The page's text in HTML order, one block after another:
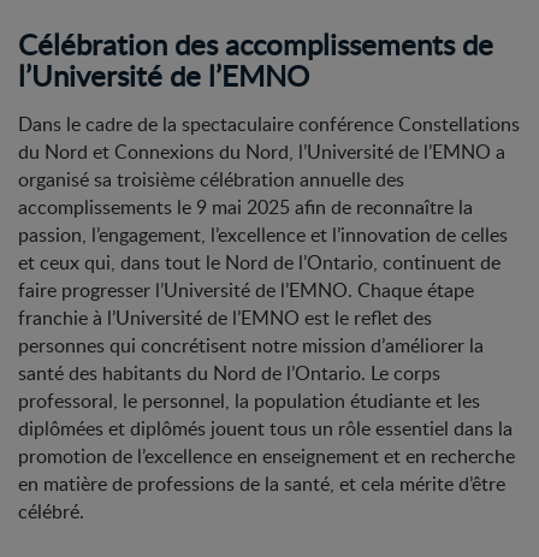
Célébration des accomplissements de
l’Université de l’EMNO
Dans le cadre de la spectaculaire conférence Constellations
du Nord et Connexions du Nord, l’Université de l’EMNO a
organisé sa troisième célébration annuelle des
accomplissements le 9 mai 2025 afin de reconnaître la
passion, l’engagement, l’excellence et l’innovation de celles
et ceux qui, dans tout le Nord de l’Ontario, continuent de
faire progresser l’Université de l’EMNO. Chaque étape
franchie à l’Université de l’EMNO est le reflet des
personnes qui concrétisent notre mission d’améliorer la
santé des habitants du Nord de l’Ontario. Le corps
professoral, le personnel, la population étudiante et les
diplômées et diplômés jouent tous un rôle essentiel dans la
promotion de l’excellence en enseignement et en recherche
en matière de professions de la santé, et cela mérite d’être
célébré.